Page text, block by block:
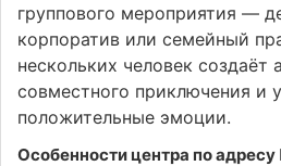
группового мероприятия —
корпоратив или семейный
нескольких человек создаёт
совместного приключения и
положительные эмоции.
Особенности центра по